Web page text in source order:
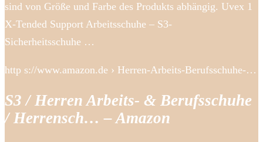
sind von Größe und Farbe des Produkts abhängig. Uvex 1
X-Tended Support Arbeitsschuhe – S3-
Sicherheitsschuhe …
http s://www.amazon.de › Herren-Arbeits-Berufsschuhe-…
S3 / Herren Arbeits- & Berufsschuhe
/ Herrensch… – Amazon